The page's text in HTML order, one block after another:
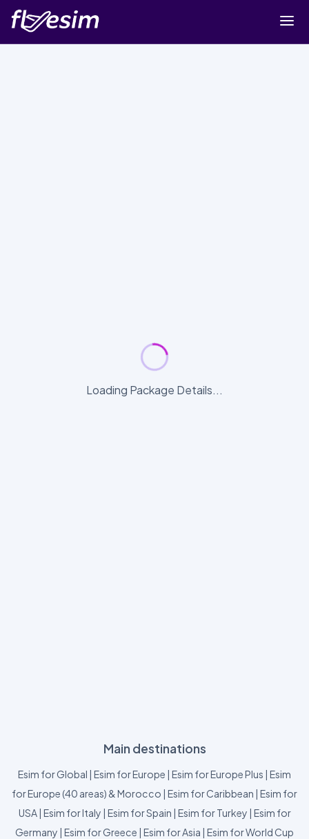
Loading Package Details...
Main destinations
Esim for Global | Esim for Europe | Esim for Europe Plus | Esim
for Europe (40 areas) & Morocco | Esim for Caribbean | Esim for
USA| Esim for Italy | Esim for Spain | Esim for Turkey | Esim for
Germany | Esim for Greece | Esim for Asia | Esim for World Cup